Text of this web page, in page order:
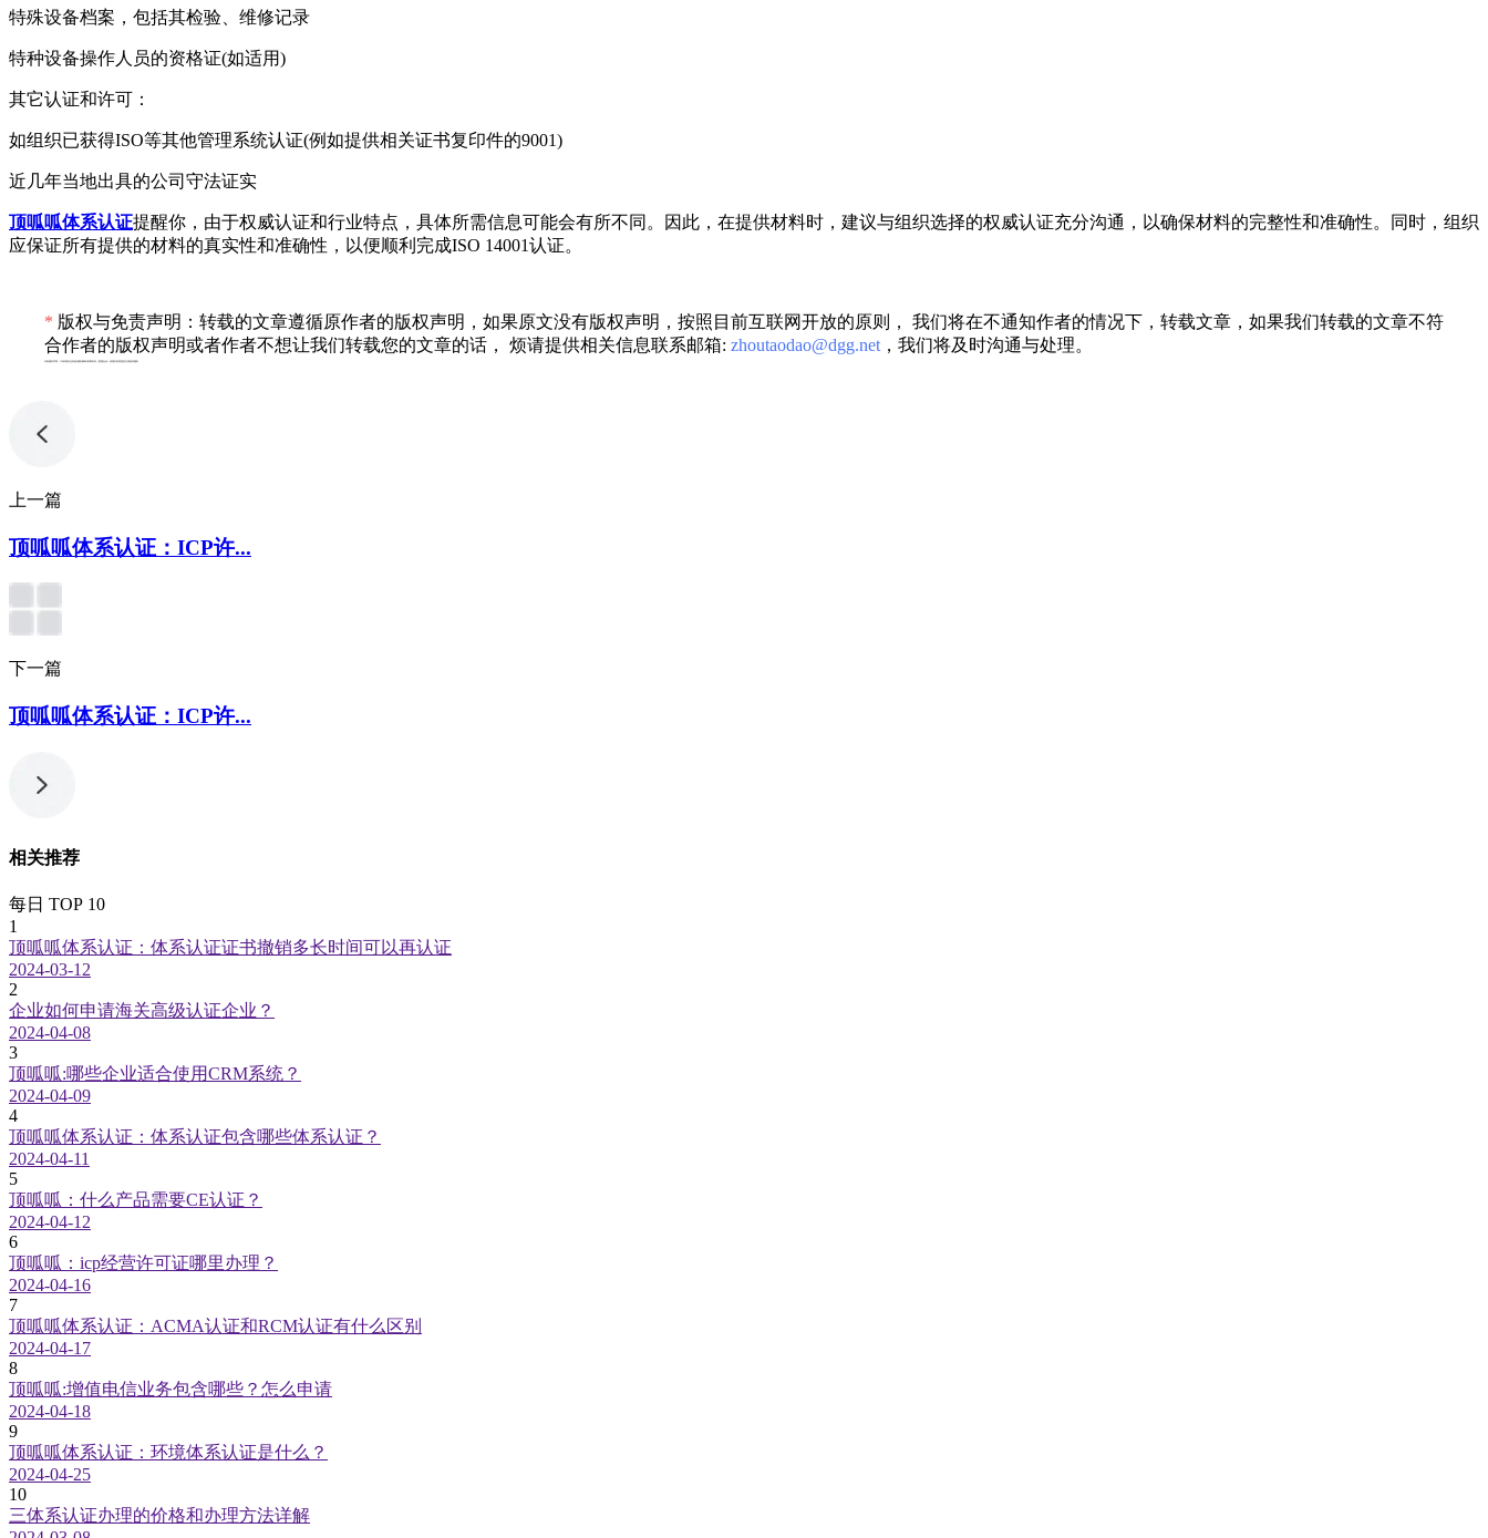
特殊设备档案，包括其检验、维修记录
特种设备操作人员的资格证(如适用)
其它认证和许可：
如组织已获得ISO等其他管理系统认证(例如提供相关证书复印件的9001)
近几年当地出具的公司守法证实
顶呱呱体系认证提醒你，由于权威认证和行业特点，具体所需信息可能会有所不同。因此，在提供材料时，建议与组织选择的权威认证充分沟通，以确保材料的完整性和准确性。同时，组织
应保证所有提供的材料的真实性和准确性，以便顺利完成ISO 14001认证。
* 版权与免责声明：转载的文章遵循原作者的版权声明，如果原文没有版权声明，按照目前互联网开放的原则， 我们将在不通知作者的情况下，转载文章，如果我们转载的文章不符
合作者的版权声明或者作者不想让我们转载您的文章的话， 烦请提供相关信息联系邮箱: zhoutaodao@dgg.net ，我们将及时沟通与处理。
上一篇
顶呱呱体系认证：ICP许...
下一篇
顶呱呱体系认证：ICP许...
相关推荐
每日 TOP 10
1
顶呱呱体系认证：体系认证证书撤销多长时间可以再认证
2024-03-12
2
企业如何申请海关高级认证企业？
2024-04-08
3
顶呱呱:哪些企业适合使用CRM系统？
2024-04-09
4
顶呱呱体系认证：体系认证包含哪些体系认证？
2024-04-11
5
顶呱呱：什么产品需要CE认证？
2024-04-12
6
顶呱呱：icp经营许可证哪里办理？
2024-04-16
7
顶呱呱体系认证：ACMA认证和RCM认证有什么区别
2024-04-17
8
顶呱呱:增值电信业务包含哪些？怎么申请
2024-04-18
9
顶呱呱体系认证：环境体系认证是什么？
2024-04-25
10
三体系认证办理的价格和办理方法详解